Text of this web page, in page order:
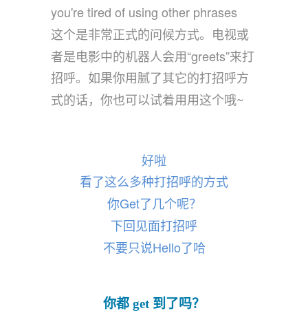
you're tired of using other phrases
这个是非常正式的问候方式。电视或
者是电影中的机器人会用“greets”来打
招呼。如果你用腻了其它的打招呼方
式的话，你也可以试着用用这个哦~
好啦
看了这么多种打招呼的方式
你Get了几个呢？
下回见面打招呼
不要只说Hello了哈
你都 get 到了吗？